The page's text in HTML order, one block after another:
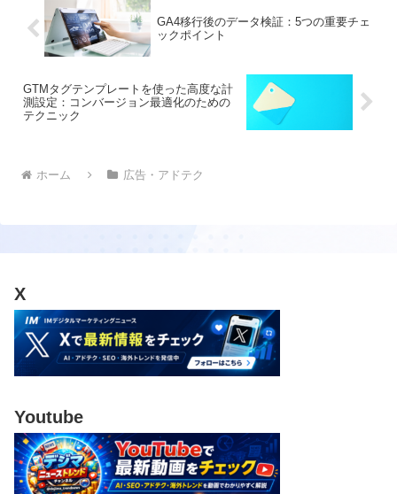
GA4移行後のデータ検証：5つの重要チェ
ックポイント
GTMタグテンプレートを使った高度な計
測設定：コンバージョン最適化のための
テクニック
ホーム 広告・アドテク
X
Youtube